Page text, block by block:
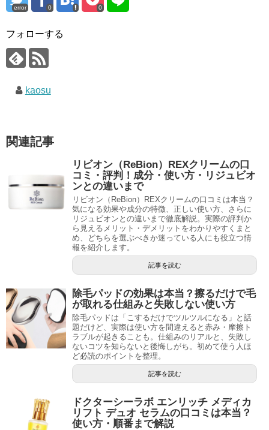
error 0 0
フォローする
kaosu
関連記事
リビオン（ReBion）REXクリームの口
コミ・評判！成分・使い方・リジュビオ
ンとの違いまで
リビオン（ReBion）REXクリームの口コミは本当？
気になる効果や成分の特徴、正しい使い方、さらに
リジュビオンとの違いまで徹底解説。実際の評判か
ら見えるメリット・デメリットをわかりやすくまと
め、どちらを選ぶべきか迷っている人にも役立つ情
報を紹介します。
記事を読む
除毛パッドの効果は本当？擦るだけで毛
が取れる仕組みと失敗しない使い方
除毛パッドは「こするだけでツルツルになる」と話
題だけど、実際は使い方を間違えると赤み・摩擦ト
ラブルが起きることも。仕組みのリアルと、失敗し
ないコツを知らないと後悔しがち。初めて使う人ほ
ど必読のポイントを整理。
記事を読む
ドクターシーラボ エンリッチ メディカ
リフト デュオ セラムの口コミは本当？
使い方・順番まで解説